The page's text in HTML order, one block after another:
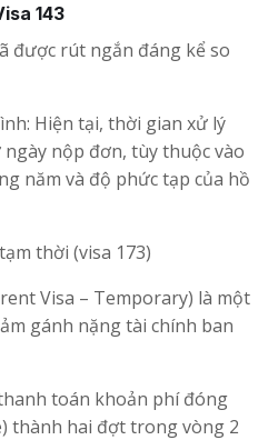
143
được rút ngắn đáng kể so
Hiện tại, thời gian xử lý
nộp đơn, tùy thuộc vào
năm và độ phức tạp của hồ
thời (visa 173)
Visa – Temporary) là một
gánh nặng tài chính ban
toán khoản phí đóng
thành hai đợt trong vòng 2